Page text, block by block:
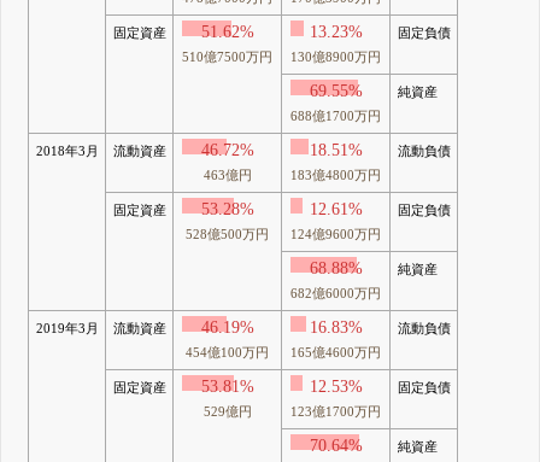
固定資産 51.62%
510億7500万円
13.23%
130億8900万円
固定負債
69.55%
688億1700万円
純資産
2018年3月 流動資産 46.72%
463億円
18.51%
183億4800万円
流動負債
固定資産 53.28%
528億500万円
12.61%
124億9600万円
固定負債
68.88%
682億6000万円
純資産
2019年3月 流動資産 46.19%
454億100万円
16.83%
165億4600万円
流動負債
固定資産 53.81%
529億円
12.53%
123億1700万円
固定負債
70.64% 純資産